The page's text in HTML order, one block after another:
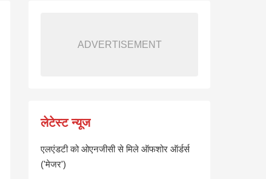
ADVERTISEMENT
लेटेस्ट न्यूज
एलएंडटी को ओएनजीसी से मिले ऑफशोर ऑर्डर्स
('मेजर')